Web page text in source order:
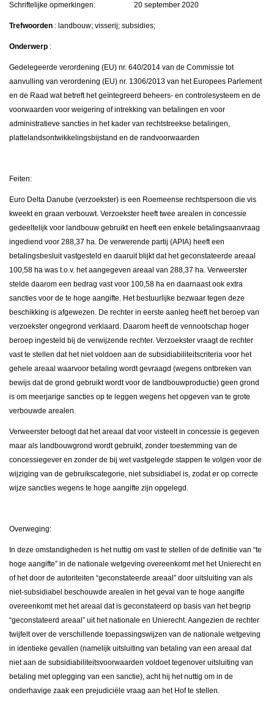
Schriftelijke opmerkingen: 20 september 2020
Trefwoorden : landbouw; visserij; subsidies;
Onderwerp :
Gedelegeerde verordening (EU) nr. 640/2014 van de Commissie tot
aanvulling van verordening (EU) nr. 1306/2013 van het Europees Parlement
en de Raad wat betreft het geïntegreerd beheers- en controlesysteem en de
voorwaarden voor weigering of intrekking van betalingen en voor
administratieve sancties in het kader van rechtstreekse betalingen,
plattelandsontwikkelingsbijstand en de randvoorwaarden
Feiten:
Euro Delta Danube (verzoekster) is een Roemeense rechtspersoon die vis
kweekt en graan verbouwt. Verzoekster heeft twee arealen in concessie
gedeeltelijk voor landbouw gebruikt en heeft een enkele betalingsaanvraag
ingediend voor 288,37 ha. De verwerende partij (APIA) heeft een
betalingsbesluit vastgesteld en daaruit blijkt dat het geconstateerde areaal
100,58 ha was t.o.v. het aangegeven areaal van 288,37 ha. Verweerster
stelde daarom een bedrag vast voor 100,58 ha en daarnaast ook extra
sancties voor de te hoge aangifte. Het bestuurlijke bezwaar tegen deze
beschikking is afgewezen. De rechter in eerste aanleg heeft het beroep van
verzoekster ongegrond verklaard. Daarom heeft de vennootschap hoger
beroep ingesteld bij de verwijzende rechter. Verzoekster vraagt de rechter
vast te stellen dat het niet voldoen aan de subsidiabiliteitscriteria voor het
gehele areaal waarvoor betaling wordt gevraagd (wegens ontbreken van
bewijs dat de grond gebruikt wordt voor de landbouwproductie) geen grond
is om meerjarige sancties op te leggen wegens het opgeven van te grote
verbouwde arealen.
Verweerster betoogt dat het areaal dat voor visteelt in concessie is gegeven
maar als landbouwgrond wordt gebruikt, zonder toestemming van de
concessiegever en zonder de bij wet vastgelegde stappen te volgen voor de
wijziging van de gebruikscategorie, niet subsidiabel is, zodat er op correcte
wijze sancties wegens te hoge aangifte zijn opgelegd.
Overweging:
In deze omstandigheden is het nuttig om vast te stellen of de definitie van “te
hoge aangifte” in de nationale wetgeving overeenkomt met het Unierecht en
of het door de autoriteiten “geconstateerde areaal” door uitsluiting van als
niet-subsidiabel beschouwde arealen in het geval van te hoge aangifte
overeenkomt met het areaal dat is geconstateerd op basis van het begrip
“geconstateerd areaal” uit het nationale en Unierecht. Aangezien de rechter
twijfelt over de verschillende toepassingswijzen van de nationale wetgeving
in identieke gevallen (namelijk uitsluiting van betaling van een areaal dat
niet aan de subsidiabiliteitsvoorwaarden voldoet tegenover uitsluiting van
betaling met oplegging van een sanctie), acht hij het nuttig om in de
onderhavige zaak een prejudiciële vraag aan het Hof te stellen.